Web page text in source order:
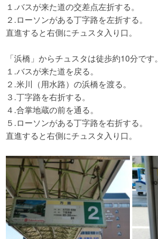
１.バスが来た道の交差点左折する。
２.ローソンがある丁字路を左折する。
直進すると右側にチュスタ入り口。
「浜橋」からチュスタは徒歩約10分です。
１.バスが来た道を戻る。
２.米川（用水路）の浜橋を渡る。
３.丁字路を右折する。
４.合掌地蔵の前を通る。
５.ローソンがある丁字路を右折する。
直進すると右側にチュスタ入り口。